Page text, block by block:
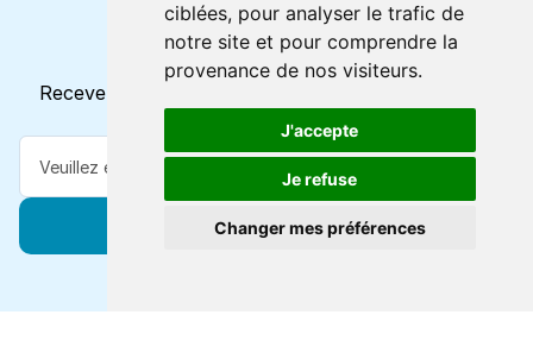
ciblées, pour analyser le trafic de
notre site et pour comprendre la
provenance de nos visiteurs.
J'accepte
Je refuse
Changer mes préférences
Horaires et offres actuels
Recevez toutes les mises à jour dans votre e-mail
S'abonner